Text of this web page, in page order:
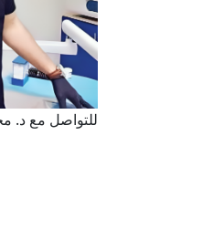
للتواصل مع د.